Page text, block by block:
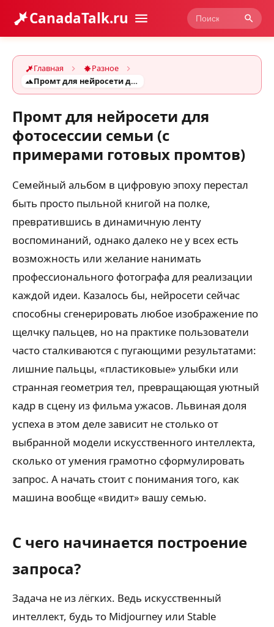
CanadaTalk.ru
Главная
Разное
Промт для нейросети для фотосессии семьи (с примерами готовых промтов)
Промт для нейросети для
фотосессии семьи (с
примерами готовых промтов)
Семейный альбом в цифровую эпоху перестал
быть просто пыльной книгой на полке,
превратившись в динамичную ленту
воспоминаний, однако далеко не у всех есть
возможность или желание нанимать
профессионального фотографа для реализации
каждой идеи. Казалось бы, нейросети сейчас
способны сгенерировать любое изображение по
щелчку пальцев, но на практике пользователи
часто сталкиваются с пугающими результатами:
лишние пальцы, «пластиковые» улыбки или
странная геометрия тел, превращающая уютный
кадр в сцену из фильма ужасов. Львиная доля
успеха в этом деле зависит не столько от
выбранной модели искусственного интеллекта,
сколько от умения грамотно сформулировать
запрос. А начать стоит с понимания того, как
машина вообще «видит» вашу семью.
С чего начинается построение
запроса?
Задача не из лёгких. Ведь искусственный
интеллект, будь то Midjourney или Stable